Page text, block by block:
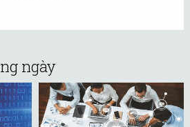
ngày